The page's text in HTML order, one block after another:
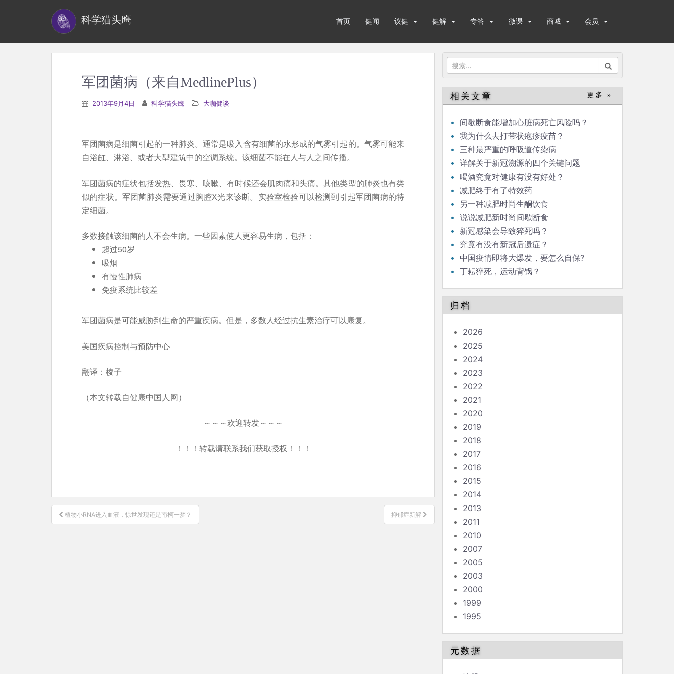
科学猫头鹰 首页 健闻 议健 健解 专答 微课 商城 会员
搜
索：
军团菌病（来自MedlinePlus）
2013年9月4日 科学猫头鹰 大咖健谈
军团菌病是细菌引起的一种肺炎。通常是吸入含有细菌的水形成的气雾引起的。气雾可能来
自浴缸、淋浴、或者大型建筑中的空调系统。该细菌不能在人与人之间传播。
军团菌病的症状包括发热、畏寒、咳嗽、有时候还会肌肉痛和头痛。其他类型的肺炎也有类
似的症状。军团菌肺炎需要通过胸腔X光来诊断。实验室检验可以检测到引起军团菌病的特
定细菌。
多数接触该细菌的人不会生病。一些因素使人更容易生病，包括：
超过50岁
吸烟
有慢性肺病
免疫系统比较差
军团菌病是可能威胁到生命的严重疾病。但是，多数人经过抗生素治疗可以康复。
美国疾病控制与预防中心
翻译：棱子
（本文转载自健康中国人网）
～～～欢迎转发～～～
！！！转载请联系我们获取授权！！！
文
章
植物小RNA进入血液，惊世发现还是南柯一梦？ 抑郁症新解
相关文章 更多 »
间歇断食能增加心脏病死亡风险吗？
我为什么去打带状疱疹疫苗？
三种最严重的呼吸道传染病
详解关于新冠溯源的四个关键问题
喝酒究竟对健康有没有好处？
减肥终于有了特效药
另一种减肥时尚生酮饮食
说说减肥新时尚间歇断食
新冠感染会导致猝死吗？
究竟有没有新冠后遗症？
中国疫情即将大爆发，要怎么自保?
丁耘猝死，运动背锅？
归档
2026
2025
2024
2023
2022
2021
2020
2019
2018
2017
2016
2015
2014
2013
2011
2010
2007
2005
2003
2000
1999
1995
元数据